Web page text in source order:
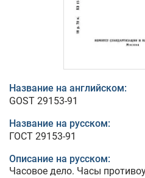
Название на английском:
GOST 29153-91
Название на русском:
ГОСТ 29153-91
Описание на русском:
Часовое дело. Часы